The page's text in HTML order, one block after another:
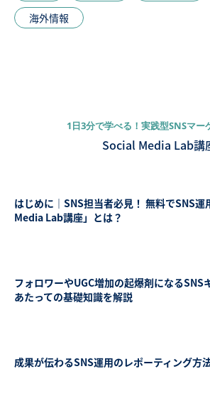
海外情報
1日3分で学べる！実践型SNSマー
Social Media Lab講
はじめに｜SNS担当者必見！ 無料でSNS
Media Lab講座」とは？
フォロワーやUGC増加の起爆剤になるSNS
あたっての基礎知識を解説
成果が伝わるSNS運用のレポーティング方